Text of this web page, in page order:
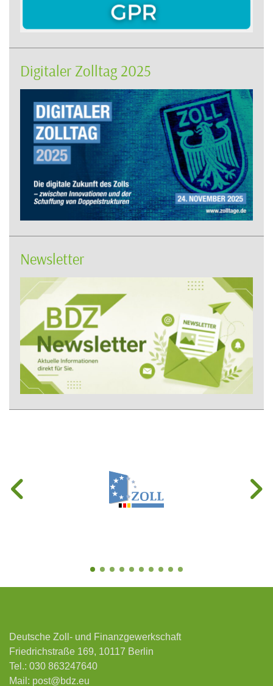
Digitaler Zolltag 2025
Newsletter
Deutsche Zoll- und Finanzgewerkschaft
Friedrichstraße 169, 10117 Berlin
Tel.: 030 863247640
Mail: post@bdz.eu